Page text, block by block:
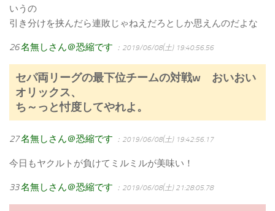
いうの
引き分けを挟んだら連敗じゃねえだろとしか思えんのだよな
26名無しさん＠恐縮です ：2019/06/08(土) 19:40:56.56
セパ両リーグの最下位チームの対戦w おいおい
オリックス、
ち～っと忖度してやれよ。
27名無しさん＠恐縮です ：2019/06/08(土) 19:42:56.17
今日もヤクルトが負けてミルミルが美味い！
33名無しさん＠恐縮です ：2019/06/08(土) 21:28:05.78